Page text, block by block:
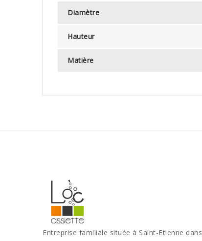
Diamètre
Hauteur
Matière
Entreprise familiale située à Saint-Etienne dans